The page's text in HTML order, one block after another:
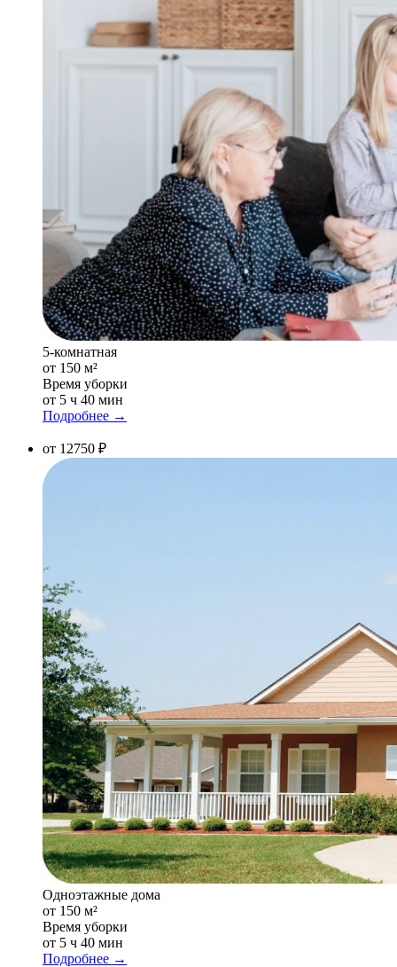
5-комнатная
от 150 м²
Время уборки
от 5 ч 40 мин
Подробнее →
от 12750 ₽
Одноэтажные дома
от 150 м²
Время уборки
от 5 ч 40 мин
Подробнее →